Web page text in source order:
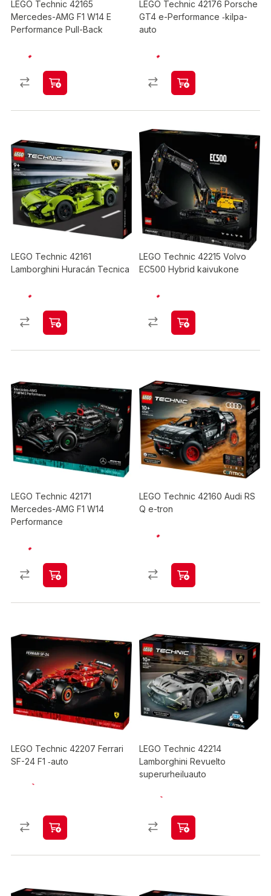
LEGO Technic 42165
Mercedes-AMG F1 W14 E
Performance Pull-Back
LEGO Technic 42176 Porsche
GT4 e-Performance ‑kilpa-
auto
LEGO Technic 42161
Lamborghini Huracán Tecnica
LEGO Technic 42215 Volvo
EC500 Hybrid kaivukone
LEGO Technic 42171
Mercedes-AMG F1 W14
Performance
LEGO Technic 42160 Audi RS
Q e-tron
LEGO Technic 42207 Ferrari
SF-24 F1 ‑auto
LEGO Technic 42214
Lamborghini Revuelto
superurheiluauto